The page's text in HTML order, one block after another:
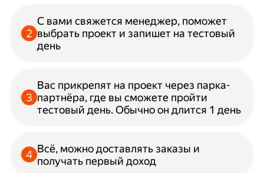
С вами свяжется менеджер, поможет
выбрать проект и запишет на тестовый
день
Вас прикрепят на проект через парка-
партнёра, где вы сможете пройти
тестовый день. Обычно он длится 1 день
Всё, можно доставлять заказы и
получать первый доход